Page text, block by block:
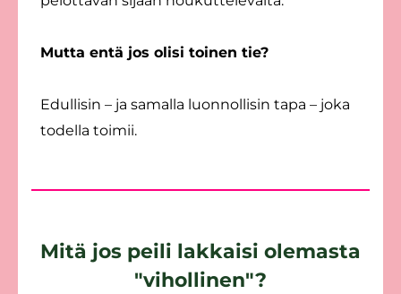
Mutta entä jos olisi toinen tie?
Edullisin – ja samalla luonnollisin tapa – joka
todella toimii.
Mitä jos peili lakkaisi olemasta
"vihollinen"?